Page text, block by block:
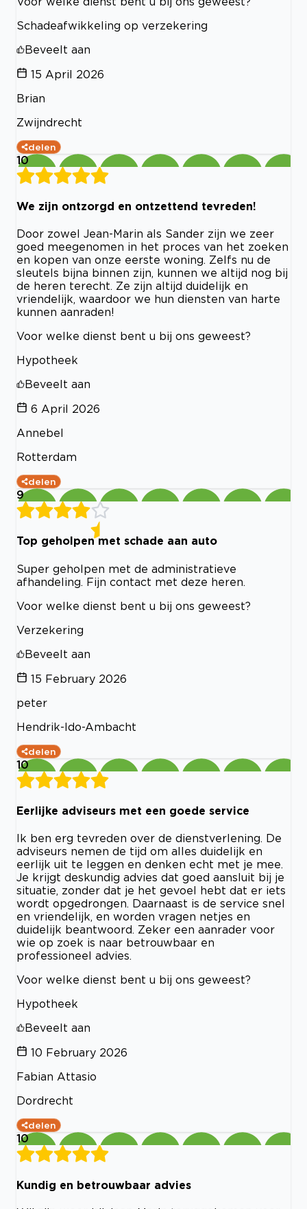
Schadeafwikkeling op verzekering
Beveelt aan
15 April 2026
Brian
Zwijndrecht
delen
10
We zijn ontzorgd en ontzettend tevreden!
Door zowel Jean-Marin als Sander zijn we zeer
goed meegenomen in het proces van het zoeken
en kopen van onze eerste woning. Zelfs nu de
sleutels bijna binnen zijn, kunnen we altijd nog bij
de heren terecht. Ze zijn altijd duidelijk en
vriendelijk, waardoor we hun diensten van harte
kunnen aanraden!
Voor welke dienst bent u bij ons geweest?
Hypotheek
Beveelt aan
6 April 2026
Annebel
Rotterdam
delen
9
Top geholpen met schade aan auto
Super geholpen met de administratieve
afhandeling. Fijn contact met deze heren.
Voor welke dienst bent u bij ons geweest?
Verzekering
Beveelt aan
15 February 2026
peter
Hendrik-Ido-Ambacht
delen
10
Eerlijke adviseurs met een goede service
Ik ben erg tevreden over de dienstverlening. De
adviseurs nemen de tijd om alles duidelijk en
eerlijk uit te leggen en denken echt met je mee.
Je krijgt deskundig advies dat goed aansluit bij je
situatie, zonder dat je het gevoel hebt dat er iets
wordt opgedrongen. Daarnaast is de service snel
en vriendelijk, en worden vragen netjes en
duidelijk beantwoord. Zeker een aanrader voor
wie op zoek is naar betrouwbaar en
professioneel advies.
Voor welke dienst bent u bij ons geweest?
Hypotheek
Beveelt aan
10 February 2026
Fabian Attasio
Dordrecht
delen
10
Kundig en betrouwbaar advies